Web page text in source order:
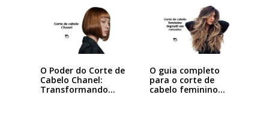
O Poder do Corte de
Cabelo Chanel:
Transformando
O guia completo
para o corte de
cabelo feminino…